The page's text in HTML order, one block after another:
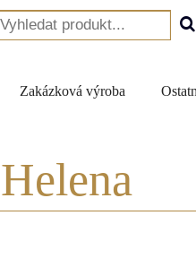
Zakázková výroba